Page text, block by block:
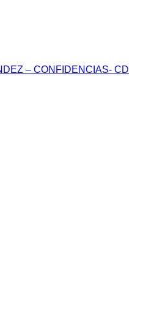
– CONFIDENCIAS- CD